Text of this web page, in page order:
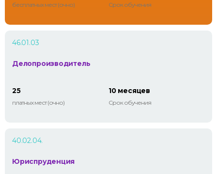
бесплатных мест (очно)
Срок обучения
46.01.03
Делопроизводитель
25
платных мест (очно)
10 месяцев
Срок обучения
40.02.04.
Юриспруденция